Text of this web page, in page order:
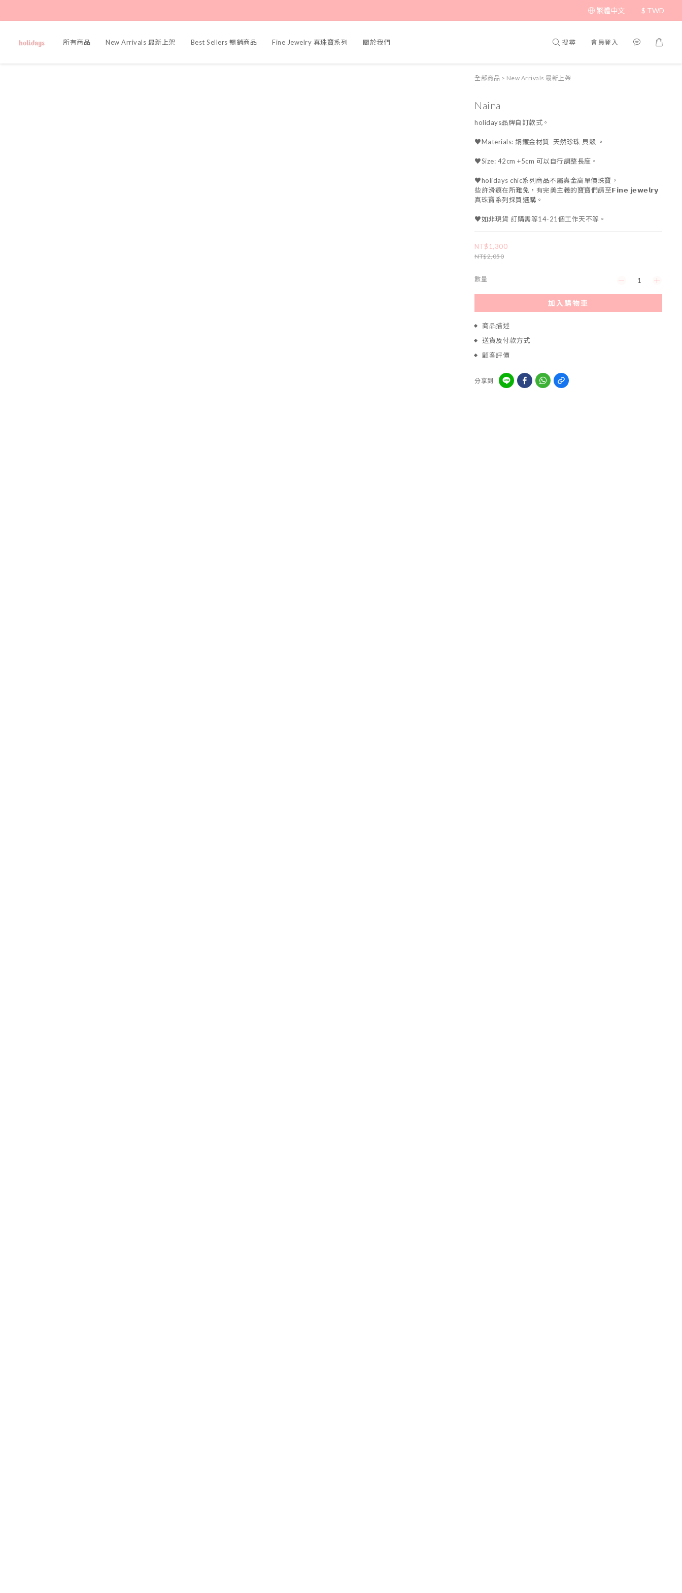
繁體中文 $ TWD
所有商品 New Arrivals 最新上架 Best Sellers 暢銷商品 Fine Jewelry 真珠寶系列 關於我們 搜尋 會員登入
全部商品 > New Arrivals 最新上架
Naina
holidays品牌自訂款式。
♥Materials: 銅鍍金材質  天然珍珠 貝殼 。
♥Size: 42cm +5cm 可以自行調整長度。
♥holidays chic系列商品不屬真金高單價珠寶，
些許滑痕在所難免，有完美主義的寶寶們請至𝗙𝗶𝗻𝗲 𝗷𝗲𝘄𝗲𝗹𝗿𝘆
真珠寶系列採買選購。
♥如非現貨 訂購需等14-21個工作天不等。
NT$1,300
NT$2,050
數量
加入購物車
商品描述
送貨及付款方式
顧客評價
分享到